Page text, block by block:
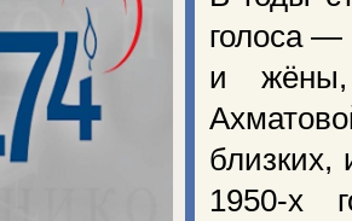
голоса —
и жёны,
близких,
1950-х